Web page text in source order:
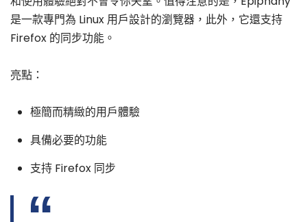
是一款專門為 Linux 用戶設計的瀏覽器，此外，它還支持
Firefox 的同步功能。
亮點：
極簡而精緻的用戶體驗
具備必要的功能
支持 Firefox 同步